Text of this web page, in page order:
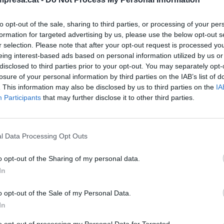
opt-out of the sale, sharing to third parties, or processing of your
for targeted advertising by us, please use the below opt-out
selection. Please note that after your opt-out request is processed
interest-based ads based on personal information utilized by us
to third parties prior to your opt-out. You may separately
of your personal information by third parties on the IAB’s list of
This information may also be disclosed by us to third parties on the
Participants that may further disclose it to other third parties.
Data Processing Opt Outs
opt-out of the Sharing of my personal data.
opt-out of the Sale of my Personal Data.
2026
DIA
rebrà 30.227 milions d’euros
de finançament autonòmic el
2026
millora la previsió de creixement
una dècima el 2026, fins al 2,2%